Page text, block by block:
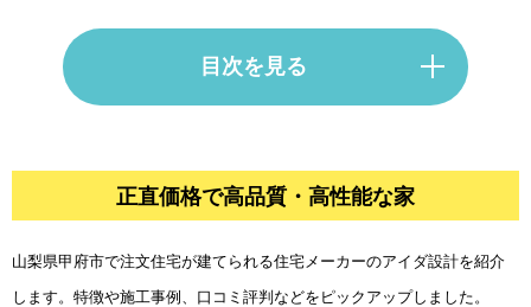
目次を見る
正直価格で高品質・高性能な家
山梨県甲府市で注文住宅が建てられる住宅メーカーのアイダ設計を紹介
します。特徴や施工事例、口コミ評判などをピックアップしました。